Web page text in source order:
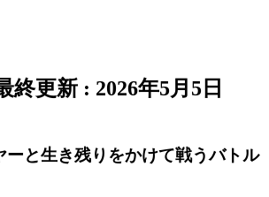
終更新 : 2026年5月5日
ーと生き残りをかけて戦うバトル